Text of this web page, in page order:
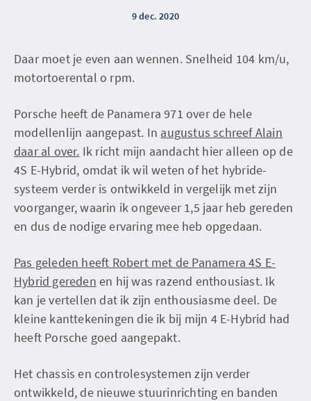
9 dec. 2020
Daar moet je even aan wennen. Snelheid 104 km/u,
motortoerental o rpm.
Porsche heeft de Panamera 971 over de hele
modellenlijn aangepast. In augustus schreef Alain
daar al over. Ik richt mijn aandacht hier alleen op de
4S E-Hybrid, omdat ik wil weten of het hybride-
systeem verder is ontwikkeld in vergelijk met zijn
voorganger, waarin ik ongeveer 1,5 jaar heb gereden
en dus de nodige ervaring mee heb opgedaan.
Pas geleden heeft Robert met de Panamera 4S E-
Hybrid gereden en hij was razend enthousiast. Ik
kan je vertellen dat ik zijn enthousiasme deel. De
kleine kanttekeningen die ik bij mijn 4 E-Hybrid had
heeft Porsche goed aangepakt.
Het chassis en controlesystemen zijn verder
ontwikkeld, de nieuwe stuurinrichting en banden